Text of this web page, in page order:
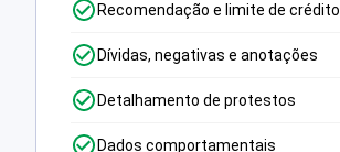
Recomendação e limite de crédito
Dívidas, negativas e anotações
Detalhamento de protestos
Dados comportamentais